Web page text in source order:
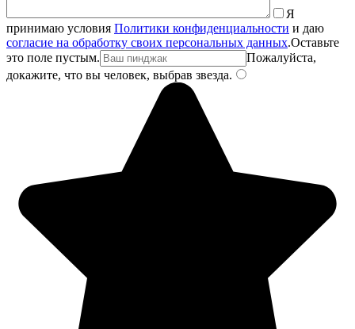
Я
принимаю условия Политики конфиденциальности и даю
согласие на обработку своих персональных данных.Оставьте
это поле пустым.
Пожалуйста,
докажите, что вы человек, выбрав звезда.